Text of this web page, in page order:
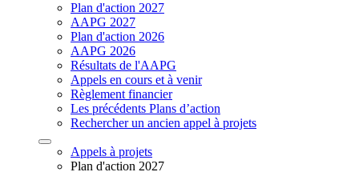
Plan d'action 2027
AAPG 2027
Plan d'action 2026
AAPG 2026
Résultats de l'AAPG
Appels en cours et à venir
Règlement financier
Les précédents Plans d’action
Rechercher un ancien appel à projets
Appels à projets
Plan d'action 2027